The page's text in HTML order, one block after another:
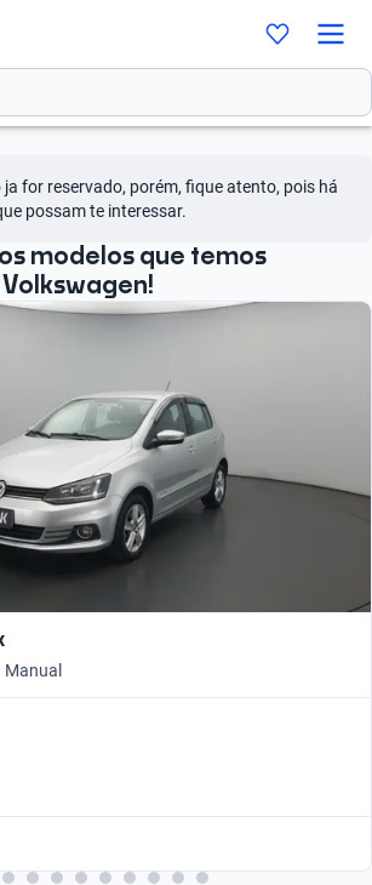
ja for reservado, porém, fique atento, pois há
possam te interessar.
modelos que temos
Manual